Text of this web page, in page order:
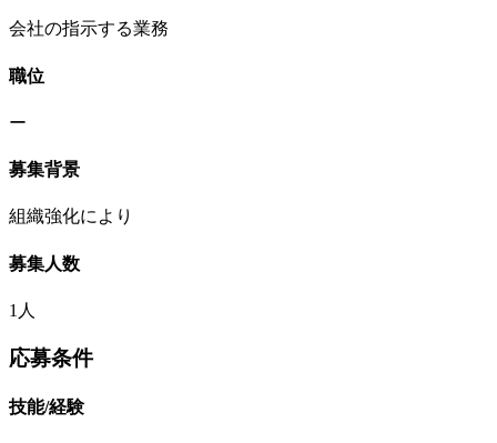
会社の指示する業務
職位
ー
募集背景
組織強化により
募集人数
1人
応募条件
技能/経験